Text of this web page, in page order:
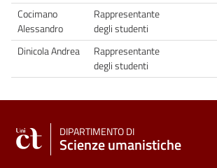
Cocimano
Alessandro
Rappresentante
degli studenti
Dinicola Andrea
Rappresentante
degli studenti
DIPARTIMENTO DI
Scienze umanistiche